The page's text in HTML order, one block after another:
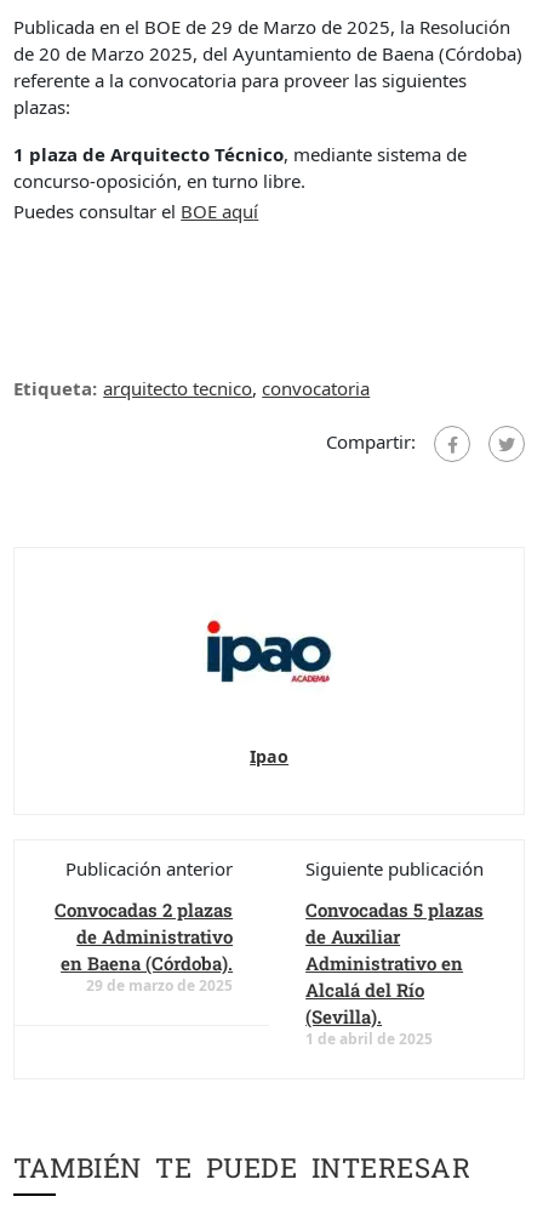
Publicada en el BOE de 29 de Marzo de 2025, la Resolución
de 20 de Marzo 2025, del Ayuntamiento de Baena (Córdoba)
referente a la convocatoria para proveer las siguientes
plazas:
1 plaza de Arquitecto Técnico, mediante sistema de
concurso-oposición, en turno libre.
Puedes consultar el BOE aquí
Etiqueta: arquitecto tecnico,convocatoria
Compartir:
Ipao
Publicación anterior
Convocadas 2 plazas
de Administrativo
en Baena (Córdoba).
29 de marzo de 2025
Siguiente publicación
Convocadas 5 plazas
de Auxiliar
Administrativo en
Alcalá del Río
(Sevilla).
1 de abril de 2025
TAMBIÉN TE PUEDE INTERESAR